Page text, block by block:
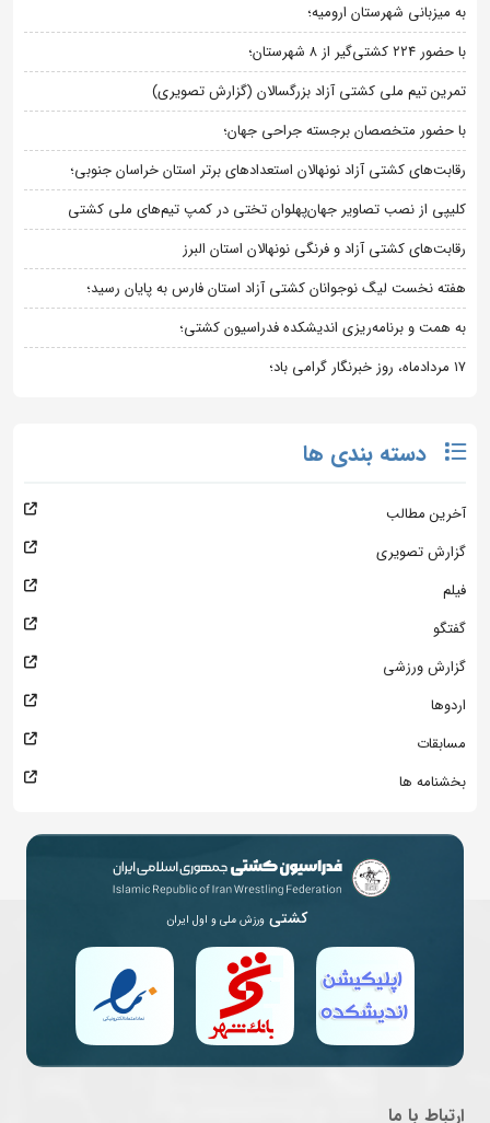
به میزبانی شهرستان ارومیه؛
با حضور ۲۲۴ کشتی‌گیر از ۸ شهرستان؛
تمرین تیم ملی کشتی آزاد بزرگسالان (گزارش تصویری)
با حضور متخصصان برجسته جراحی جهان؛
رقابت‌های کشتی آزاد نونهالان استعدادهای برتر استان خراسان جنوبی؛
کلیپی از نصب تصاویر جهان‌پهلوان تختی در کمپ تیم‌های ملی کشتی
رقابت‌های کشتی آزاد و فرنگی نونهالان استان البرز
هفته نخست لیگ نوجوانان کشتی آزاد استان فارس به پایان رسید؛
به همت و برنامه‌ریزی اندیشکده فدراسیون کشتی؛
۱۷ مردادماه، روز خبرنگار گرامی باد؛
دسته بندی ها
آخرین مطالب
گزارش تصویری
فیلم
گفتگو
گزارش ورزشی
اردوها
مسابقات
بخشنامه ها
کشتی ورزش ملی و اول ایران
ارتباط با ما